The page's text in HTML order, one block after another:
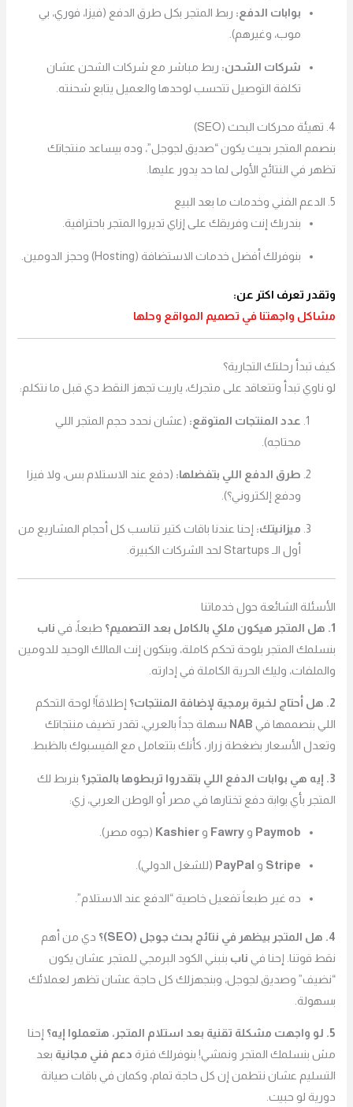
بوابات الدفع: ربط المتجر بكل طرق الدفع (فيزا، فوري، بي
موب، وغيرهم).
شركات الشحن: ربط مباشر مع شركات الشحن عشان
تكلفة التوصيل تتحسب لوحدها والعميل يتابع شحنته.
4. تهيئة محركات البحث (SEO)
بنصمم المتجر بحيث يكون “صديق لجوجل”، وده بيساعد منتجاتك
تظهر في النتائج الأولى لما حد يدور عليها.
5. الدعم الفني وخدمات ما بعد البيع
بندربك إنت وفريقك على إزاي تديروا المتجر باحترافية.
بنوفرلك أفضل خدمات الاستضافة (Hosting) وحجز الدومين.
وتقدر تعرف اكتر عن:
مشاكل واجهتنا في تصميم المواقع وحلها
كيف تبدأ رحلتك التجارية؟
لو ناوي تبدأ وتتعاقد على متجرك، ياريت تجهز النقط دي قبل ما نتكلم:
عدد المنتجات المتوقع: (عشان نحدد حجم المتجر اللي
محتاجه).
طرق الدفع اللي بتفضلها: (دفع عند الاستلام بس، ولا فيزا
ودفع إلكتروني؟).
ميزانيتك: إحنا عندنا باقات كتير تناسب كل أحجام المشاريع من
أول الـ Startups لحد الشركات الكبيرة.
الأسئلة الشائعة حول خدماتنا
1. هل المتجر هيكون ملكي بالكامل بعد التصميم؟
طبعاً، في ناب
بنسلمك المتجر بلوحة تحكم كاملة، وبتكون إنت المالك الوحيد للدومين
والملفات، وليك الحرية الكاملة في إدارته.
2. هل أحتاج لخبرة برمجية لإضافة المنتجات؟
إطلاقاً! لوحة التحكم
اللي بنصممها في NAB سهلة جداً بالعربي، تقدر تضيف منتجاتك
وتعدل الأسعار بضغطة زرار، كأنك بتتعامل مع الفيسبوك بالظبط.
3. إيه هي بوابات الدفع اللي بتقدروا تربطوها بالمتجر؟
بنربط لك
المتجر بأي بوابة دفع تختارها في مصر أو الوطن العربي، زي:
Paymob وFawry وKashier (جوه مصر).
Stripe و PayPal (للشغل الدولي).
ده غير طبعاً تفعيل خاصية “الدفع عند الاستلام”.
4. هل المتجر بيظهر في نتائج بحث جوجل (SEO)؟
دي من أهم
نقط قوتنا. إحنا في ناب بنبني الكود البرمجي للمتجر عشان يكون
“نضيف” وصديق لجوجل، وبنجهزلك كل حاجة عشان تظهر لعملائك
بسهولة.
5. لو واجهت مشكلة تقنية بعد استلام المتجر، هتعملوا إيه؟
إحنا
مش بنسلمك المتجر ونمشي! بنوفرلك فترة دعم فني مجانية بعد
التسليم عشان نتطمن إن كل حاجة تمام، وكمان في باقات صيانة
دورية لو حبيت.